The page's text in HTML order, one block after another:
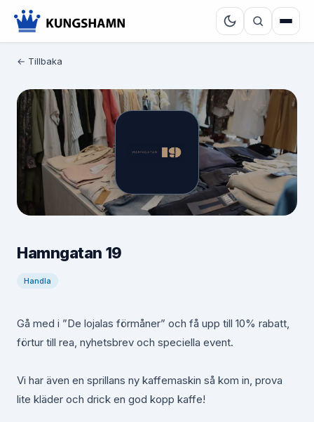
← Tillbaka
Hamngatan 19
Handla
Gå med i ”De lojalas förmåner” och få upp till 10% rabatt,
förtur till rea, nyhetsbrev och speciella event.
Vi har även en sprillans ny kaffemaskin så kom in, prova
lite kläder och drick en god kopp kaffe!